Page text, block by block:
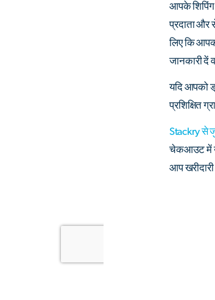
आपके शिपिंग
प्रदाता
लिए कि
जानकारी दें
यदि आपको
प्रशिक्षित
Stackry से
चेकआउट में
आप